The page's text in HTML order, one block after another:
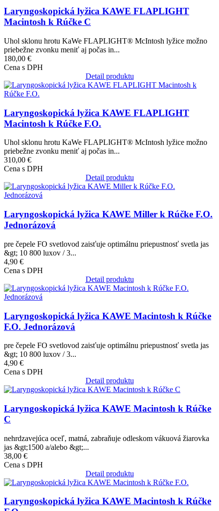
Laryngoskopická lyžica KAWE FLAPLIGHT
Macintosh k Rúčke C
Uhol sklonu hrotu KaWe FLAPLIGHT® McIntosh lyžice možno
priebežne zvonku meniť aj počas in...
180,00 €
Cena s DPH
Detail produktu
Obrázok
Laryngoskopická lyžica KAWE FLAPLIGHT
Macintosh k Rúčke F.O.
Uhol sklonu hrotu KaWe FLAPLIGHT® McIntosh lyžice možno
priebežne zvonku meniť aj počas in...
310,00 €
Cena s DPH
Detail produktu
Obrázok
Laryngoskopická lyžica KAWE Miller k Rúčke F.O.
Jednorázová
pre čepele FO svetlovod zaisťuje optimálnu priepustnosť svetla jas
&gt; 10 800 luxov / 3...
4,90 €
Cena s DPH
Detail produktu
Obrázok
Laryngoskopická lyžica KAWE Macintosh k Rúčke
F.O. Jednorázová
pre čepele FO svetlovod zaisťuje optimálnu priepustnosť svetla jas
&gt; 10 800 luxov / 3...
4,90 €
Cena s DPH
Detail produktu
Obrázok
Laryngoskopická lyžica KAWE Macintosh k Rúčke
C
nehrdzavejúca oceľ, matná, zabraňuje odleskom vákuová žiarovka
jas &gt;1500 a/alebo &gt;...
38,00 €
Cena s DPH
Detail produktu
Obrázok
Laryngoskopická lyžica KAWE Macintosh k Rúčke